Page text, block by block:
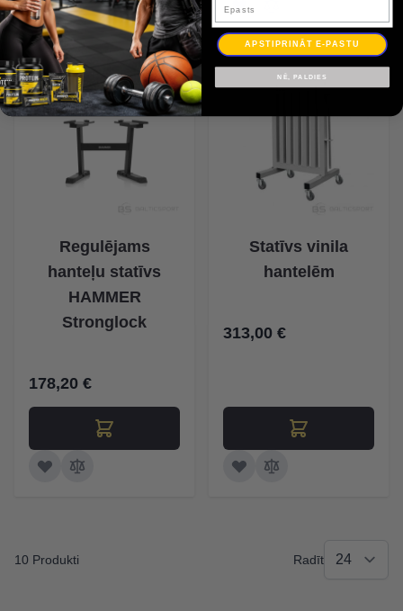
Regulējams
hanteļu statīvs
HAMMER
Stronglock
178,20 €
Statīvs vinila
hantelēm
313,00 €
10 Produkti Radīt
APSTIPRINĀT E-PASTU
NĒ, PALDIES